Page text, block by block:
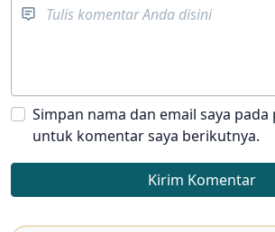
Simpan nama dan email saya
untuk komentar saya berikutnya.
Kirim Komentar